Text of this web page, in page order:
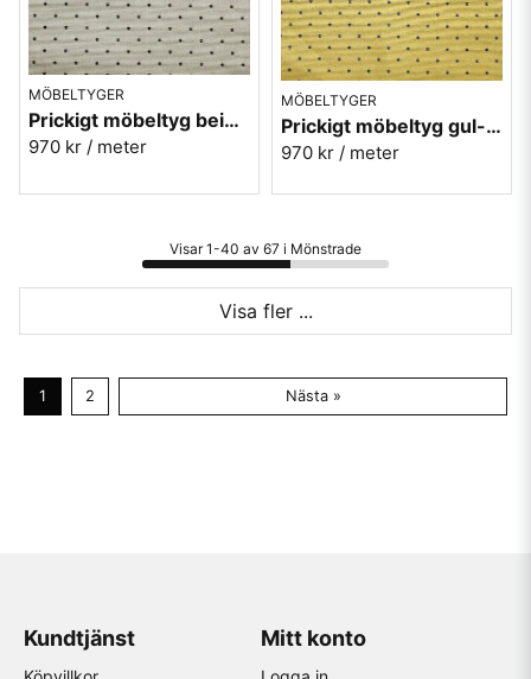
MÖBELTYGER
Prickigt möbeltyg beige Micro nr.02
970 kr / meter
MÖBELTYGER
Prickigt möbeltyg gul-blå Micro nr.10
970 kr / meter
Visar 1-40 av 67 i Mönstrade
Visa fler ...
1 2 Nästa »
Kundtjänst Mitt konto